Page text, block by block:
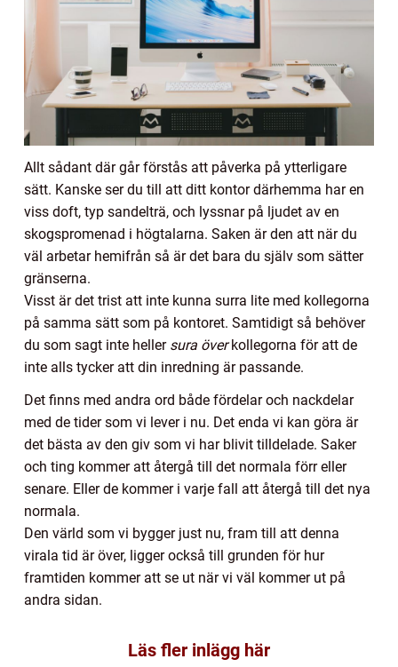
Allt sådant där går förstås att påverka på ytterligare
sätt. Kanske ser du till att ditt kontor därhemma har en
viss doft, typ sandelträ, och lyssnar på ljudet av en
skogspromenad i högtalarna. Saken är den att när du
väl arbetar hemifrån så är det bara du själv som sätter
gränserna.
Visst är det trist att inte kunna surra lite med kollegorna
på samma sätt som på kontoret. Samtidigt så behöver
du som sagt inte heller sura överkollegorna för att de
inte alls tycker att din inredning är passande.
Det finns med andra ord både fördelar och nackdelar
med de tider som vi lever i nu. Det enda vi kan göra är
det bästa av den giv som vi har blivit tilldelade. Saker
och ting kommer att återgå till det normala förr eller
senare. Eller de kommer i varje fall att återgå till det nya
normala.
Den värld som vi bygger just nu, fram till att denna
virala tid är över, ligger också till grunden för hur
framtiden kommer att se ut när vi väl kommer ut på
andra sidan.
Läs fler inlägg här